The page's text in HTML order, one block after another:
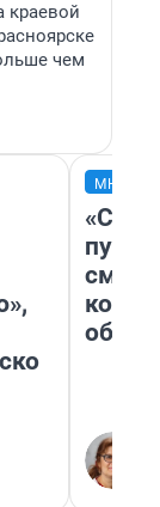
краевой
чем